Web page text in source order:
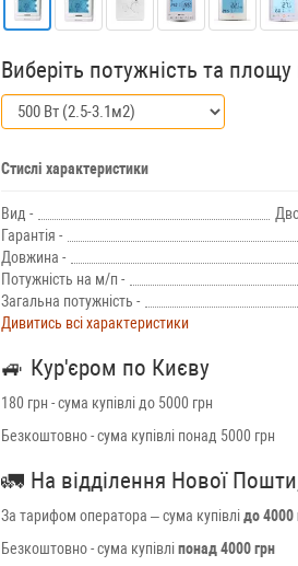
Виберіть потужність та
Стислі характеристики
Вид -
Гарантія -
Довжина -
Потужність на м/п -
Загальна потужність -
Дивитись всі характеристики
🚙 Кур'єром по Києву
180 грн - сума купівлі до 5000 грн
Безкоштовно - сума купівлі понад 5000 грн
🚛 На відділення Нової
За тарифом оператора – сума купівлідо 4000
Безкоштовно - сума купівліпонад 4000 грн